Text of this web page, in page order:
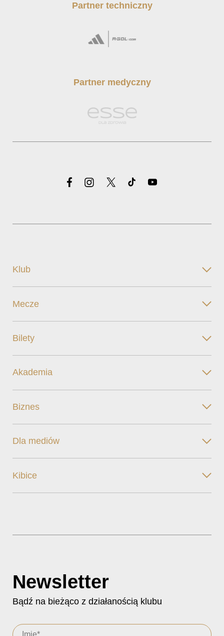
Partner techniczny
Partner medyczny
Klub
Mecze
Bilety
Akademia
Biznes
Dla mediów
Kibice
Newsletter
Bądź na bieżąco z działanością klubu